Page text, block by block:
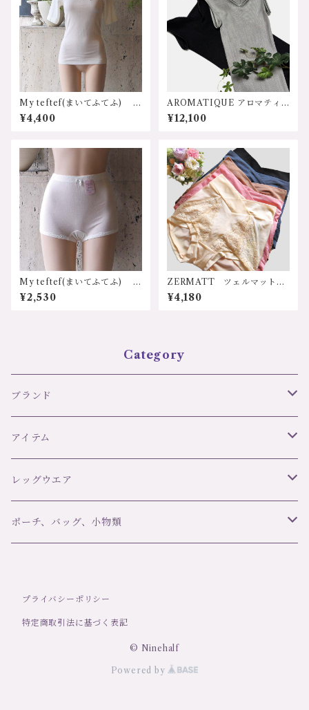
My teftef(まいてふてふ) A
P010 ふわふわコットンシリ
ーズ 半袖シャツ
¥4,400
AROMATIQUE アロマティ
ーク J784AR 日本 シルク1
00%天然素材 シルクリブキ
¥12,100
My teftef(まいてふてふ) ふ
わふわコットンシリーズ 1分
丈ショーツ
¥2,530
ZERMATT ツェルマット
2187 デイリー兼サニタリー
ショーツ Ｍサイズ 日本
¥4,180
Category
ブランド
リズ・シャルメル LISE CHARMEL
C42 ULTRA FEMININ
オーバドゥ AUBADE
ランジェリーク L’ANGELIQUE
LJT Les Jupons de Tess
アイテム
ブラ＆ボトムセット
スリップ・ベビードール
ナイティ
レッグウエア
ブランド
Trasparenzeトラスパレンツェ
デザインストッキング・タイツ
ポーチ、バッグ、小物類
洗剤
プライバシーポリシー
特定商取引法に基づく表記
© Ninehalf
Powered by